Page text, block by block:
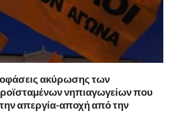
ακύρωσης των
νηπιαγωγείων που
απεργία-αποχή από την